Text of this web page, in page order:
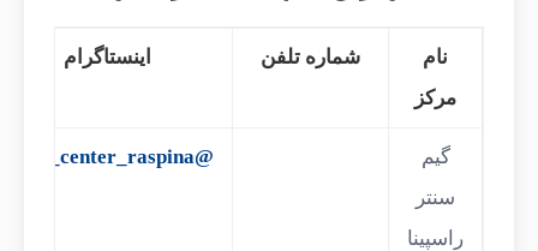
نام
مرکز
شماره تلفن اینستاگرام
گیم
سنتر
راسپینا
@game_center_raspina